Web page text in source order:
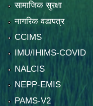
सामाजिक सुरक्षा
नागरिक वडापत्र
CCIMS
IMU/IHIMS-COVID
NALCIS
NEPP-EMIS
PAMS-V2